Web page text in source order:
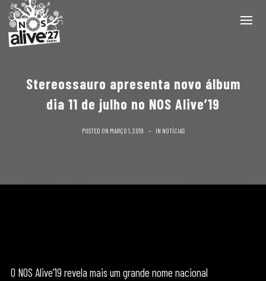
Stereossauro apresenta novo álbum
dia 11 de julho no NOS Alive’19
POSTED ON MARÇO 1, 2019 IN NOTÍCIAS
O NOS Alive’19 revela mais um grande nome nacional